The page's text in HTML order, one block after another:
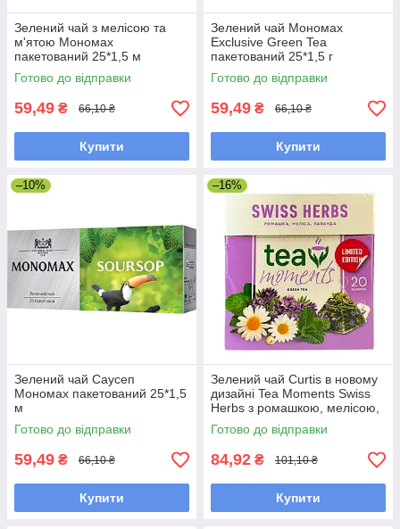
Зелений чай з мелісою та
м'ятою Мономах
пакетований 25*1,5 м
Готово до відправки
59,49 ₴ 66,10 ₴
Купити
Зелений чай Мономах
Exclusive Green Tea
пакетований 25*1,5 г
Готово до відправки
59,49 ₴ 66,10 ₴
Купити
–10%
Зелений чай Саусеп
Мономах пакетований 25*1,5
м
Готово до відправки
59,49 ₴ 66,10 ₴
Купити
–16%
Зелений чай Curtis в новому
дизайні Tea Moments Swiss
Herbs з ромашкою, мелісою,
лавандою в пірамідках 20 шт.
Готово до відправки
84,92 ₴ 101,10 ₴
Купити